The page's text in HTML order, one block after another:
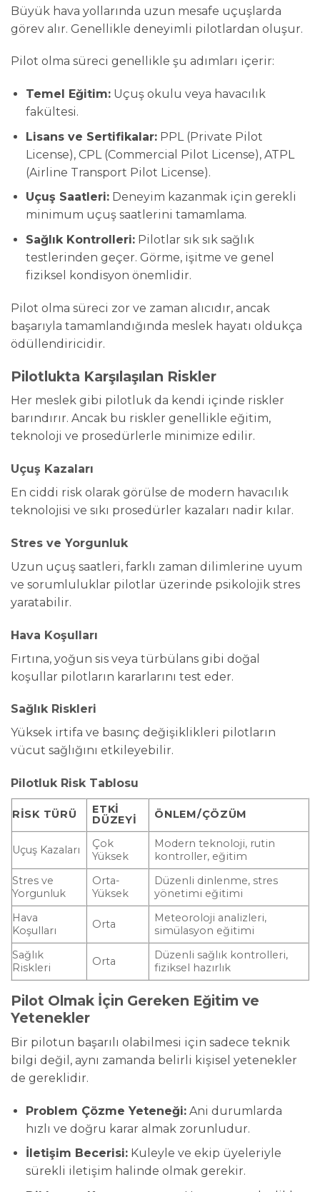
Büyük hava yollarında uzun mesafe uçuşlarda
görev alır. Genellikle deneyimli pilotlardan oluşur.
Pilot olma süreci genellikle şu adımları içerir:
Temel Eğitim:Uçuş okulu veya havacılık
fakültesi.
Lisans ve Sertifikalar:PPL (Private Pilot
License), CPL (Commercial Pilot License), ATPL
(Airline Transport Pilot License).
Uçuş Saatleri:Deneyim kazanmak için gerekli
minimum uçuş saatlerini tamamlama.
Sağlık Kontrolleri:Pilotlar sık sık sağlık
testlerinden geçer. Görme, işitme ve genel
fiziksel kondisyon önemlidir.
Pilot olma süreci zor ve zaman alıcıdır, ancak
başarıyla tamamlandığında meslek hayatı oldukça
ödüllendiricidir.
Pilotlukta Karşılaşılan Riskler
Her meslek gibi pilotluk da kendi içinde riskler
barındırır. Ancak bu riskler genellikle eğitim,
teknoloji ve prosedürlerle minimize edilir.
Uçuş Kazaları
En ciddi risk olarak görülse de modern havacılık
teknolojisi ve sıkı prosedürler kazaları nadir kılar.
Stres ve Yorgunluk
Uzun uçuş saatleri, farklı zaman dilimlerine uyum
ve sorumluluklar pilotlar üzerinde psikolojik stres
yaratabilir.
Hava Koşulları
Fırtına, yoğun sis veya türbülans gibi doğal
koşullar pilotların kararlarını test eder.
Sağlık Riskleri
Yüksek irtifa ve basınç değişiklikleri pilotların
vücut sağlığını etkileyebilir.
Pilotluk Risk Tablosu
RISK TÜRÜ
ETKI
DÜZEYI
ÖNLEM/ÇÖZÜM
Uçuş Kazaları
Çok
Yüksek
Modern teknoloji, rutin
kontroller, eğitim
Stres ve
Yorgunluk
Orta-
Yüksek
Düzenli dinlenme, stres
yönetimi eğitimi
Hava
Koşulları
Orta
Meteoroloji analizleri,
simülasyon eğitimi
Sağlık
Riskleri
Orta
Düzenli sağlık kontrolleri,
fiziksel hazırlık
Pilot Olmak İçin Gereken Eğitim ve
Yetenekler
Bir pilotun başarılı olabilmesi için sadece teknik
bilgi değil, aynı zamanda belirli kişisel yetenekler
de gereklidir.
Problem Çözme Yeteneği:Ani durumlarda
hızlı ve doğru karar almak zorunludur.
İletişim Becerisi:Kuleyle ve ekip üyeleriyle
sürekli iletişim halinde olmak gerekir.